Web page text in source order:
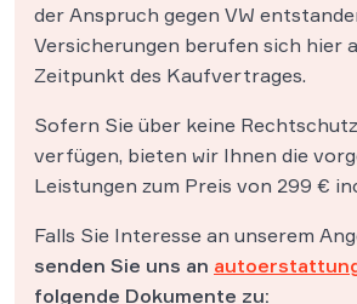
der Anspruch gegen VW
Versicherungen berufen sich hier
Zeitpunkt des Kaufvertrages.
Sofern Sie über keine
verfügen, bieten wir Ihnen die
Leistungen zum Preis von 299 €
Falls Sie Interesse an unserem
senden Sie uns an
folgende Dokumente zu: